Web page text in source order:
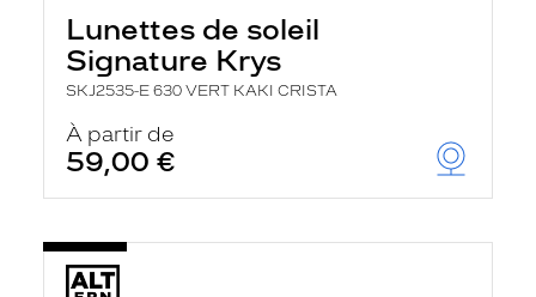
Lunettes de soleil
Signature Krys
SKJ2535-E 630 VERT KAKI CRISTA
À partir de
59,00 €